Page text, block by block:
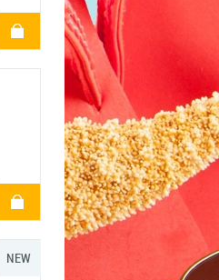
NEW